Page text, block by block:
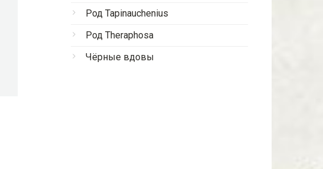
Род Tapinauchenius
Род Theraphosa
Чёрные вдовы